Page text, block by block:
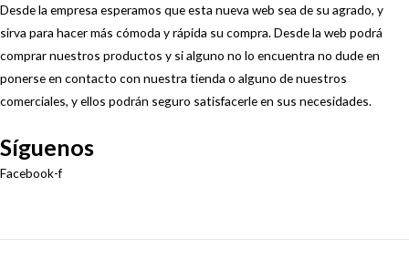
Desde la empresa esperamos que esta nueva web sea de su agrado, y
sirva para hacer más cómoda y rápida su compra. Desde la web podrá
comprar nuestros productos y si alguno no lo encuentra no dude en
ponerse en contacto con nuestra tienda o alguno de nuestros
comerciales, y ellos podrán seguro satisfacerle en sus necesidades.
Síguenos
Facebook-f